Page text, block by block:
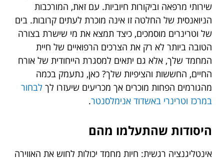
שירותי מרפאה וביקורות חיוביות. עם זאת, המורכבות
הניואנסית של החלטה זו אינה מוכרת לעתים קרובות. בים
של וטרינרים מוסמכים, כיצד תמצא את מי שישרת בצורה
הטובה ביותר לא רק את הצרכים הרפואיים של חיית
המחמד שלך, אלא גם יתאים למסגרת הייחודית של אורח
החיים, החששות והציפיות שלך? כאן, נתעמק בכמה
מהגורמים הפחות מוכרים אך מכריעים שיעזרו לך לבחור
במרכז וטרינרי באשדוד אנימלסנטר.
היסודות שהתעלמו מהם
אינטליגנציה רגשית: חיות מחמד יכולות לחוש את האווירה